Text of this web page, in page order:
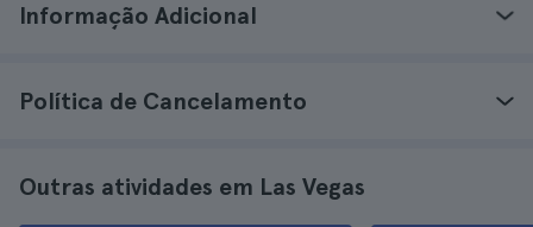
Informação Adicional
Política de Cancelamento
Outras atividades em Las Vegas